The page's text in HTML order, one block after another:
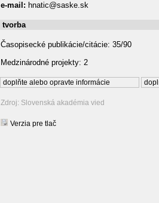
e-mail: hnatic@saske.sk
tvorba
Časopisecké publikácie/citácie: 35/90
Medzinárodné projekty: 2
doplňte alebo opravte informácie
Zdroj: Slovenská akadémia vied
Verzia pre tlač